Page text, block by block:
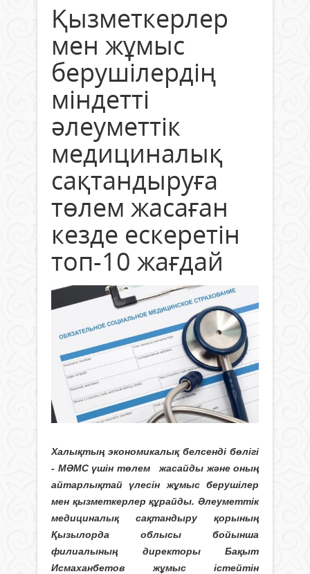
Қызметкерлер
мен жұмыс
берушілердің
міндетті
әлеуметтік
медициналық
сақтандыруға
төлем жасаған
кезде ескеретін
топ-10 жағдай
Халықтың экономикалық белсенді бөлігі
- МӘМС үшін төлем жасайды және оның
айтарлықтай үлесін жұмыс берушілер
мен қызметкерлер құрайды. Әлеуметтік
медициналық сақтандыру қорының
Қызылорда облысы бойынша
филиалының директоры Бақыт
Исмаханбетов жұмыс істейтін